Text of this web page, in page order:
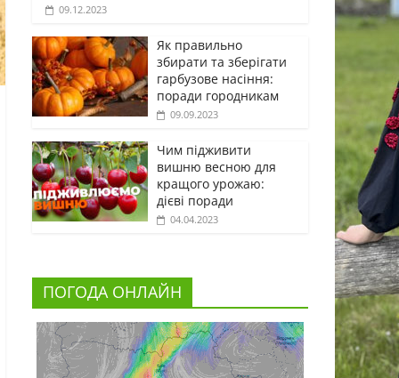
09.12.2023
Як правильно
збирати та зберігати
гарбузове насіння:
поради городникам
09.09.2023
Чим підживити
вишню весною для
кращого урожаю:
дієві поради
04.04.2023
ПОГОДА ОНЛАЙН